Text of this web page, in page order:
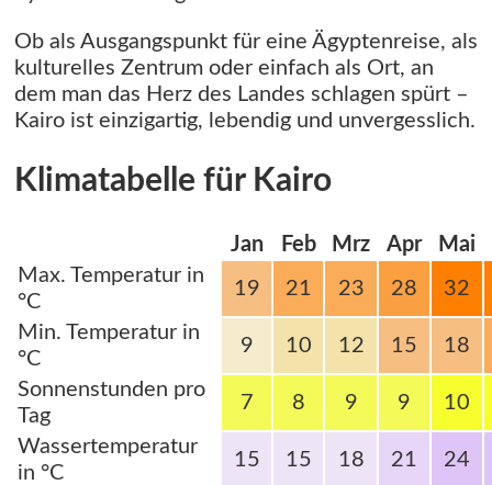
Ob als Ausgangspunkt für eine Ägyptenreise, als
kulturelles Zentrum oder einfach als Ort, an
dem man das Herz des Landes schlagen spürt –
Kairo ist einzigartig, lebendig und unvergesslich.
Klimatabelle für Kairo
Jan Feb Mrz Apr
Mai
Max. Temperatur in
°C
19 21 23 28
32
Min. Temperatur in
°C
9 10 12 15
18
Sonnenstunden pro
Tag
7 8 9 9
10
Wassertemperatur
in °C
15 15 18 21
24